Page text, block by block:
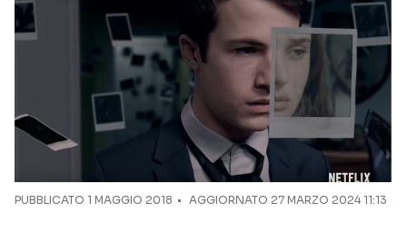
PUBBLICATO 1 MAGGIO 2018 AGGIORNATO 27 MARZO 2024 11:13